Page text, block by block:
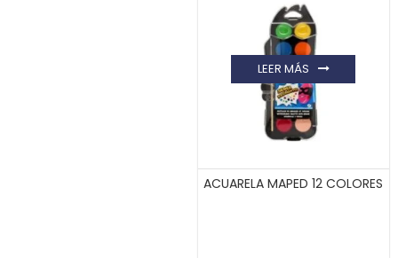
ACUARELA MAPED 12 COLORES
LEER MÁS